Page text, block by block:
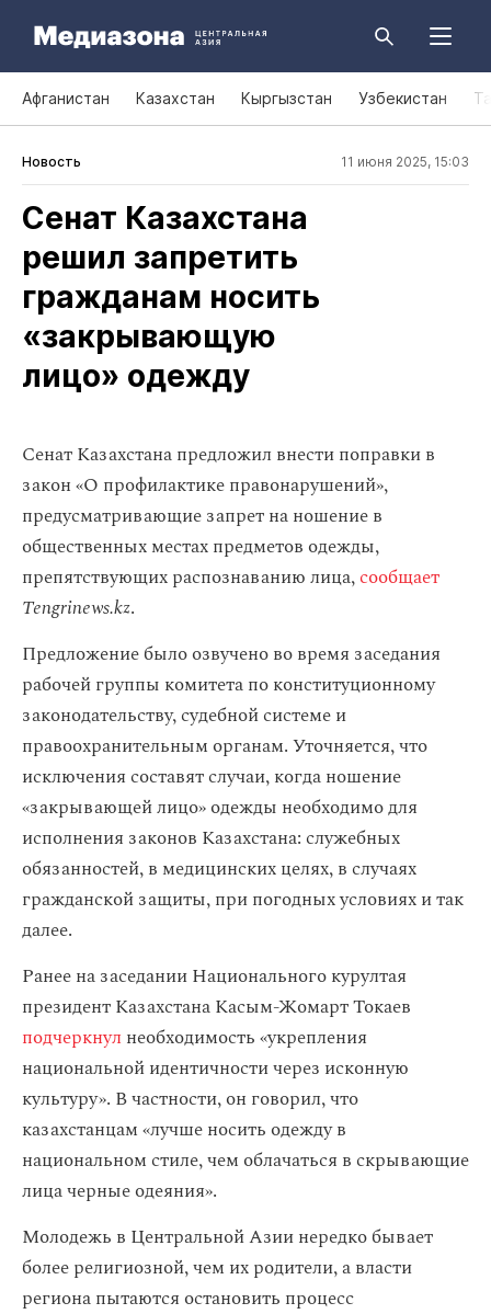
Афганистан Казахстан Кыргызстан Узбекистан
Новость 11 июня 2025, 15:03
Сенат Казахстана
решил запретить
гражданам носить
«закрывающую
лицо» одежду
Сенат Казахстана предложил внести поправки в
закон «О профилактике правонарушений»,
предусматривающие запрет на ношение в
общественных местах предметов одежды,
препятствующих распознаванию лица,сообщает
Tengrinews.kz.
Предложение было озвучено во время заседания
рабочей группы комитета по конституционному
законодательству, судебной системе и
правоохранительным органам. Уточняется, что
исключения составят случаи, когда ношение
«закрывающей лицо» одежды необходимо для
исполнения законов Казахстана: служебных
обязанностей, в медицинских целях, в случаях
гражданской защиты, при погодных условиях и так
далее.
Ранее на заседании Национального курултая
президент Казахстана Касым-Жомарт Токаев
подчеркнул необходимость «укрепления
национальной идентичности через исконную
культуру». В частности, он говорил, что
казахстанцам «лучше носить одежду в
национальном стиле, чем облачаться в скрывающие
лица черные одеяния».
Молодежь в Центральной Азии нередко бывает
более религиозной, чем их родители, а власти
региона пытаются остановить процесс